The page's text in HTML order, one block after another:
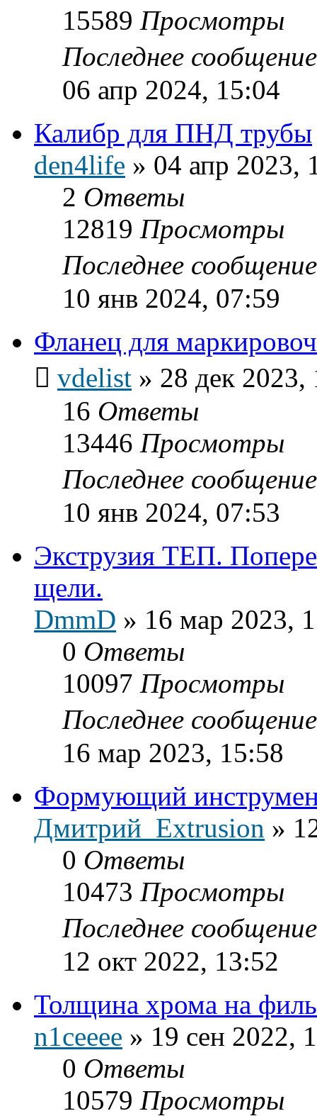
15589 Просмотры
Последнее
06 апр 2024, 15:04
Калибр для ПНД трубы
den4life » 04 апр 2023,
2 Ответы
12819 Просмотры
Последнее
10 янв 2024, 07:59
Фланец для
vdelist » 28 дек 2023,
16 Ответы
13446 Просмотры
Последнее
10 янв 2024, 07:53
Экструзия ТЕП.
щели.
DmmD » 16 мар 2023,
0 Ответы
10097 Просмотры
Последнее
16 мар 2023, 15:58
Формующий
Дмитрий_Extrusion »
0 Ответы
10473 Просмотры
Последнее
12 окт 2022, 13:52
Толщина хрома на
n1ceeee » 19 сен 2022,
0 Ответы
10579 Просмотры